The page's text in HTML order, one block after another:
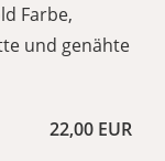
Farbe,
und genähte
22,00 EUR